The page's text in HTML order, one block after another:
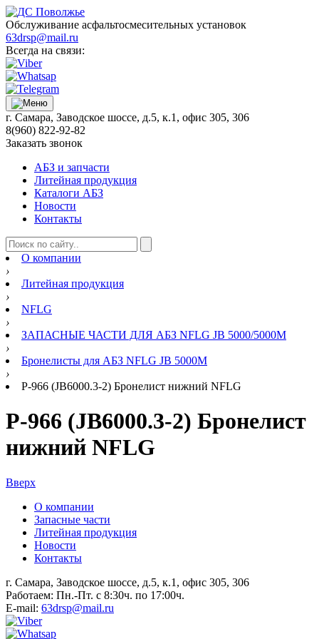
Обслуживание асфальтосмесительных установок
63drsp@mail.ru
Всегда на связи:
г. Самара, Заводское шоссе, д.5, к.1, офис 305, 306
8(960) 822-92-82
Заказать звонок
АБЗ и запчасти
Литейная продукция
Каталоги АБЗ
Новости
Контакты
О компании
›
Литейная продукция
›
NFLG
›
ЗАПАСНЫЕ ЧАСТИ ДЛЯ АБЗ NFLG JB 5000/5000M
›
Бронелисты для АБЗ NFLG JB 5000M
›
Р-966 (JB6000.3-2) Бронелист нижний NFLG
Р-966 (JB6000.3-2) Бронелист
нижний NFLG
Вверх
О компании
Запасные части
Литейная продукция
Новости
Контакты
г. Самара, Заводское шоссе, д.5, к.1, офис 305, 306
Работаем: Пн.-Пт. с 8:30ч. по 17:00ч.
E-mail: 63drsp@mail.ru